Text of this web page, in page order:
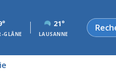
GLÂNE
21°
LAUSANNE